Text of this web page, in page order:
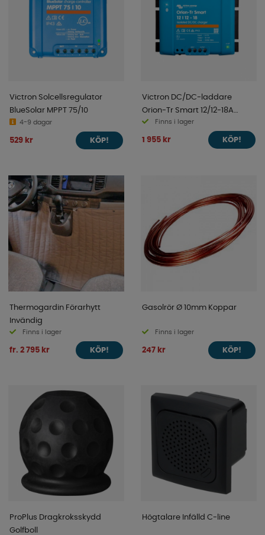
Victron Solcellsregulator
BlueSolar MPPT 75/10
4-9 dagar
529 kr KÖP!
Victron DC/DC-laddare
Orion-Tr Smart 12/12-18A
(220W) isolerad
Finns i lager
1 955 kr KÖP!
Thermogardin Förarhytt
Invändig
Finns i lager
fr. 2 795 kr KÖP!
Gasolrör Ø 10mm Koppar
Finns i lager
247 kr KÖP!
ProPlus Dragkroksskydd
Golfboll
Högtalare Infälld C-line